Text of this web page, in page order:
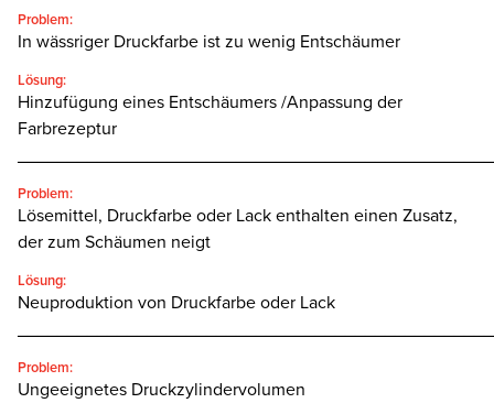
Problem:
In wässriger Druckfarbe ist zu wenig Entschäumer
Lösung:
Hinzufügung eines Entschäumers /Anpassung der
Farbrezeptur
Problem:
Lösemittel, Druckfarbe oder Lack enthalten einen Zusatz,
der zum Schäumen neigt
Lösung:
Neuproduktion von Druckfarbe oder Lack
Problem:
Ungeeignetes Druckzylindervolumen